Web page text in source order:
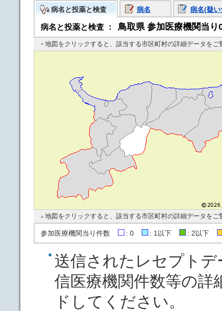
病名と投薬と検査 病名 病名(疑
病名と投薬と検査 ： 鳥取県 参加医療機関当り
地図をクリックすると、該当する市区町村の詳細データをご
地図をクリックすると、該当する市区町村の詳細データをご
参加医療機関当り件数 : 0 : 1以下 : 2以下
送信されたレセプト
信医療機関件数等の詳
ドしてください。